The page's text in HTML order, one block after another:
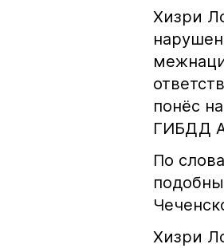
Хизри
понёс
ГИБДД
По
Хизри